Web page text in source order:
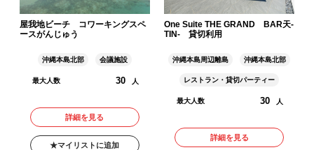
屋我地ビーチ コワーキングスペ
ースがんじゅう
沖縄本島北部 会議施設
最大人数 30 人
詳細を見る
マイリストに追加
One Suite THE GRAND BAR天-
TIN- 貸切利用
沖縄本島周辺離島 沖縄本島北部
レストラン・貸切パーティー
最大人数 30 人
詳細を見る